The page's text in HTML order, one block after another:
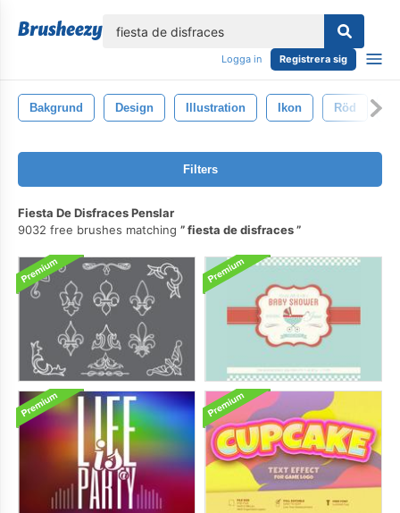
Logga in Registrera sig
Bakgrund Design Illustration Ikon Röd
Filters
Fiesta De Disfraces Penslar
9032 free brushes matching
fiesta de disfraces